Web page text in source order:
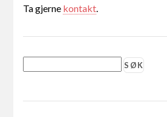
Ta gjerne kontakt.